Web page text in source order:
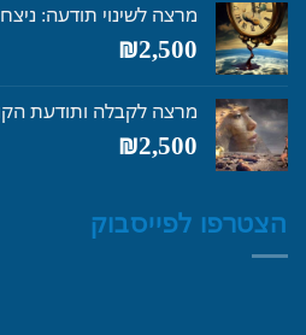
₪5,600.
מרצה לשינוי תודעה:
₪2,500
מרצה לקבלה ותודעת
₪2,500
הצטרפו לפייסבוק